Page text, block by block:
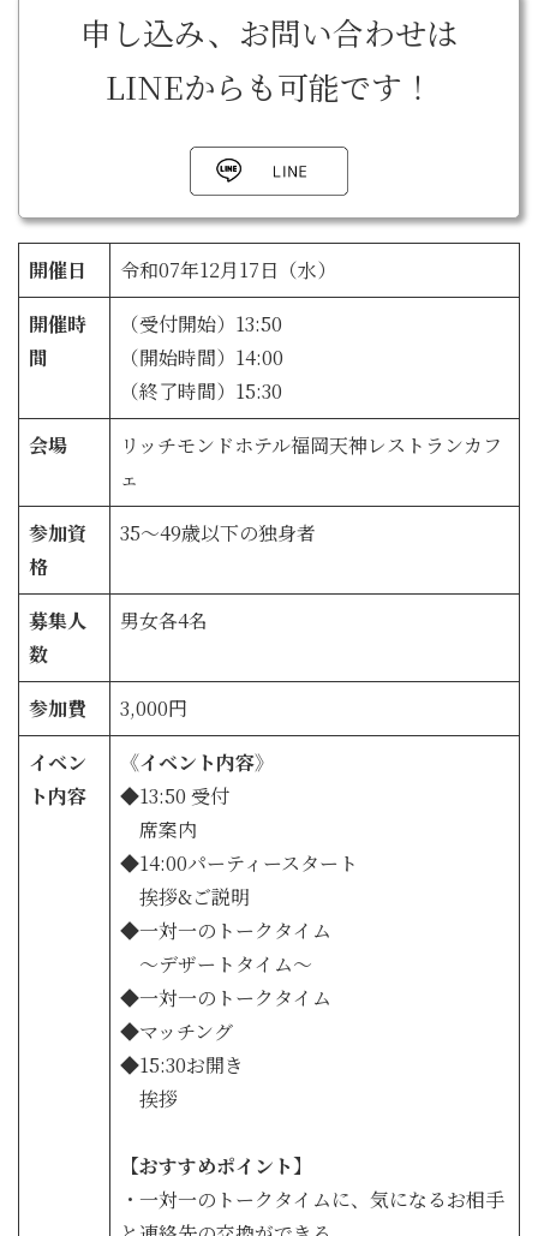
申し込み、お問い合わせは
LINEからも可能です！
開催日
令和07年12月17日（水）
開催時
間
（受付開始）13:50
（開始時間）14:00
（終了時間）15:30
会場
リッチモンドホテル福岡天神レストランカフ
ェ
参加資
格
35～49歳以下の独身者
募集人
数
男女各4名
参加費
3,000円
イベン
ト内容
《イベント内容》
◆13:50 受付
席案内
◆14:00パーティースタート
挨拶&ご説明
◆一対一のトークタイム
～デザートタイム～
◆一対一のトークタイム
◆マッチング
◆15:30お開き
挨拶
【おすすめポイント】
・一対一のトークタイムに、気になるお相手